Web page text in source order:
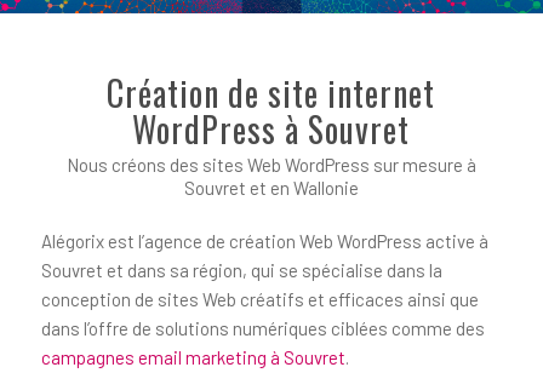
Création de site internet
WordPress à Souvret
Nous créons des sites Web WordPress sur mesure à
Souvret et en Wallonie
Alégorix est l’agence de création Web WordPress active à
Souvret et dans sa région, qui se spécialise dans la
conception de sites Web créatifs et efficaces ainsi que
dans l’offre de solutions numériques ciblées comme des
campagnes email marketing à Souvret.